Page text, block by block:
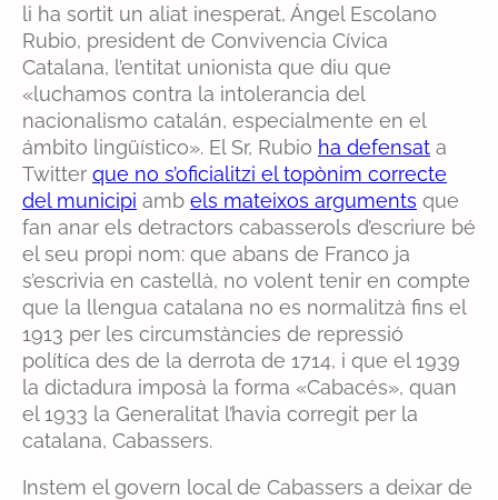
li ha sortit un aliat inesperat, Ángel Escolano
Rubio, president de Convivencia Cívica
Catalana, l’entitat unionista que diu que
«luchamos contra la intolerancia del
nacionalismo catalán, especialmente en el
ámbito lingüístico». El Sr, Rubio ha defensat a
Twitter que no s’oficialitzi el topònim correcte
del municipi amb els mateixos arguments que
fan anar els detractors cabasserols d’escriure bé
el seu propi nom: que abans de Franco ja
s’escrivia en castellà, no volent tenir en compte
que la llengua catalana no es normalitzà fins el
1913 per les circumstàncies de repressió
polítíca des de la derrota de 1714, i que el 1939
la dictadura imposà la forma «Cabacés», quan
el 1933 la Generalitat l’havia corregit per la
catalana, Cabassers.
Instem el govern local de Cabassers a deixar de